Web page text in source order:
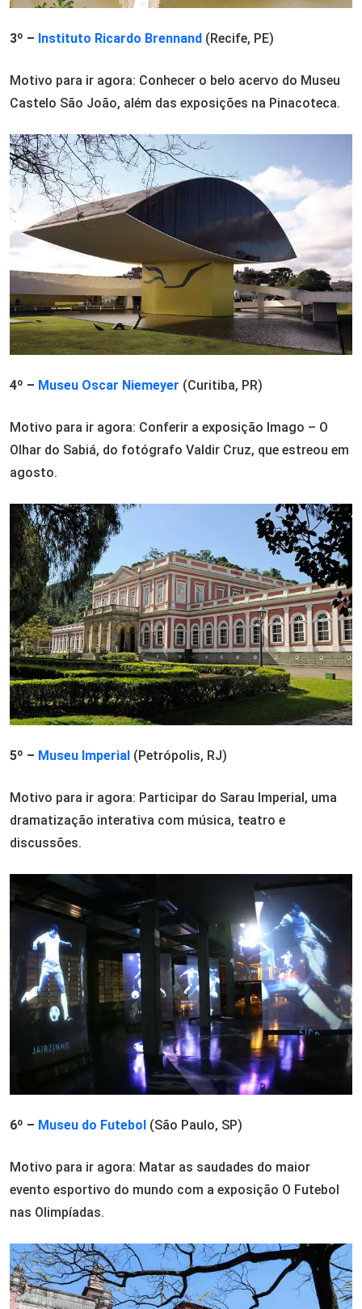
3º – Instituto Ricardo Brennand (Recife, PE)
Motivo para ir agora: Conhecer o belo acervo do Museu
Castelo São João, além das exposições na Pinacoteca.
4º – Museu Oscar Niemeyer (Curitiba, PR)
Motivo para ir agora: Conferir a exposição Imago – O
Olhar do Sabiá, do fotógrafo Valdir Cruz, que estreou em
agosto.
5º – Museu Imperial (Petrópolis, RJ)
Motivo para ir agora: Participar do Sarau Imperial, uma
dramatização interativa com música, teatro e
discussões.
6º – Museu do Futebol (São Paulo, SP)
Motivo para ir agora: Matar as saudades do maior
evento esportivo do mundo com a exposição O Futebol
nas Olimpíadas.